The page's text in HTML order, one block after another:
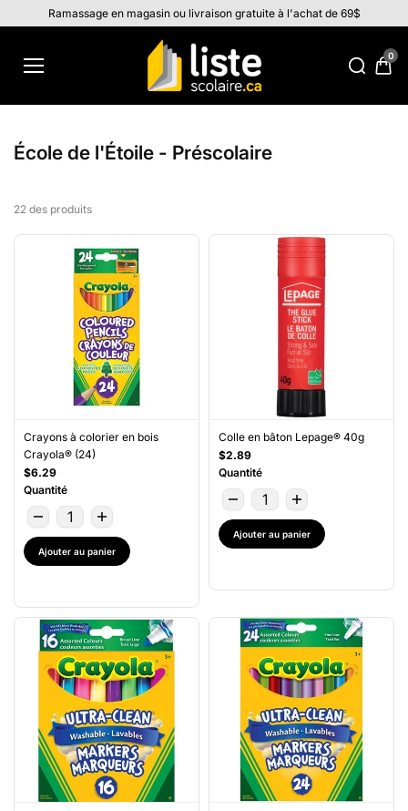
Aller au
contenu
Ramassage en magasin ou livraison gratuite à l'achat de 69$
0
École de l'Étoile - Préscolaire
22 des produits
Crayons à colorier en bois
Crayola® (24)
$6.29
Quantité
Ajouter au panier
Colle en bâton Lepage® 40g
$2.89
Quantité
Ajouter au panier